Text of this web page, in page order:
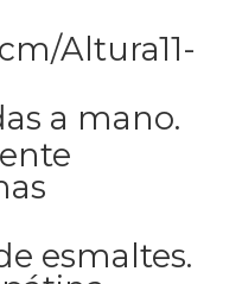
Altura11-
a mano.
esmaltes.